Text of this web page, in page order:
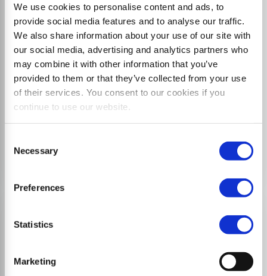
We use cookies to personalise content and ads, to
provide social media features and to analyse our traffic.
We also share information about your use of our site with
our social media, advertising and analytics partners who
may combine it with other information that you’ve
provided to them or that they’ve collected from your use
of their services. You consent to our cookies if you
continue to use our website.
Selection
Necessary
Preferences
Statistics
Marketing
INTERFORST (Мюнхен,
Германия)
15/10/2026 - 18/10/2026